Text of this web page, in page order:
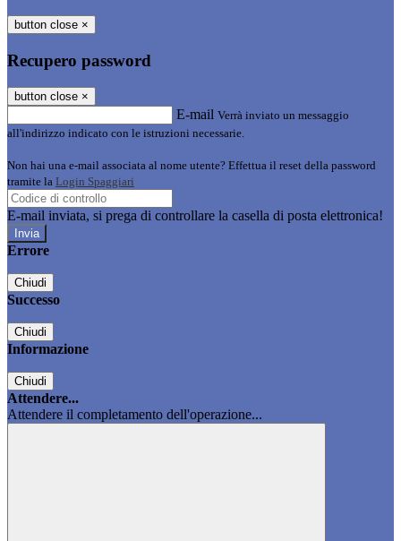
button close ×
Recupero password
button close ×
E-mail Verrà inviato un messaggio
all'indirizzo indicato con le istruzioni necessarie.
Non hai una e-mail associata al nome utente? Effettua il reset della password
tramite la Login Spaggiari
E-mail inviata, si prega di controllare la casella di posta elettronica!
Errore
Chiudi
Successo
Chiudi
Informazione
Chiudi
Attendere...
Attendere il completamento dell'operazione...